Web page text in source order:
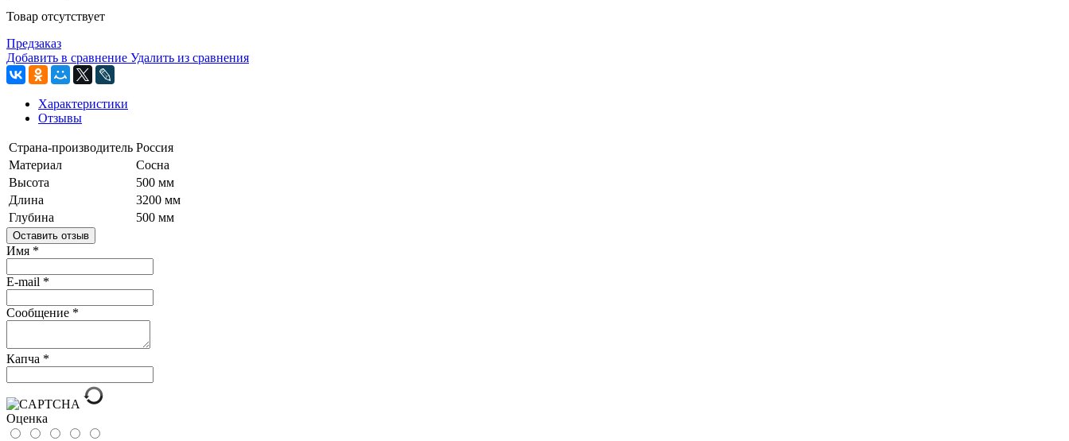
Товар отсутствует
Предзаказ
Добавить в сравнение Удалить из сравнения
Характеристики
Отзывы
Страна-производитель Россия
Материал
Сосна
Высота
500 мм
Длина
3200 мм
Глубина
500 мм
Оставить отзыв
Имя *
E-mail *
Сообщение *
Капча *
Оценка